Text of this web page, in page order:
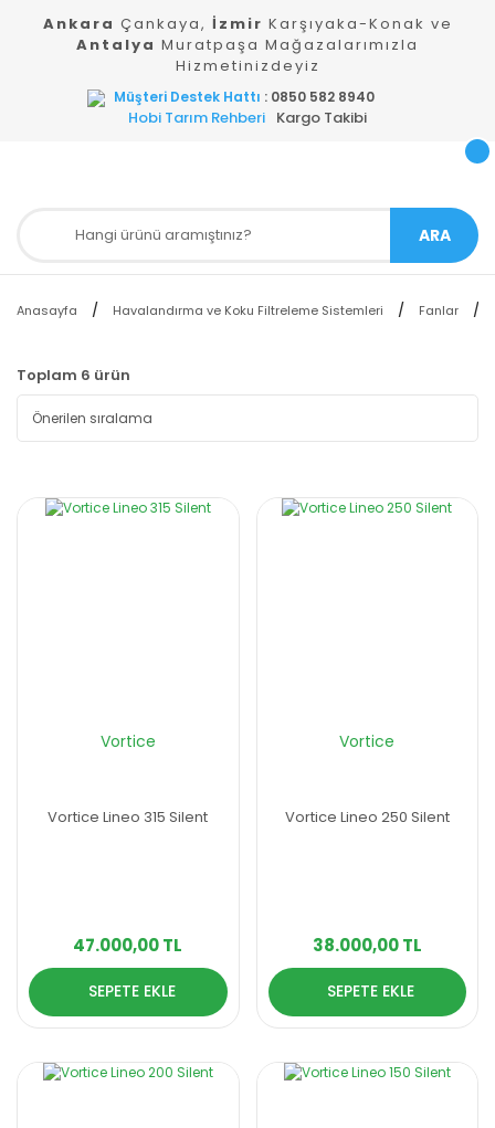
Ankara Çankaya, İzmir Karşıyaka-Konak ve
Antalya Muratpaşa Mağazalarımızla
Hizmetinizdeyiz
Müşteri Destek Hattı : 0850 582 8940
Hobi Tarım Rehberi Kargo Takibi
ARA
Anasayfa Havalandırma ve Koku Filtreleme Sistemleri Fanlar
Toplam 6 ürün
Vortice
Vortice Lineo 315 Silent
47.000,00 TL
SEPETE EKLE
Vortice
Vortice Lineo 250 Silent
38.000,00 TL
SEPETE EKLE